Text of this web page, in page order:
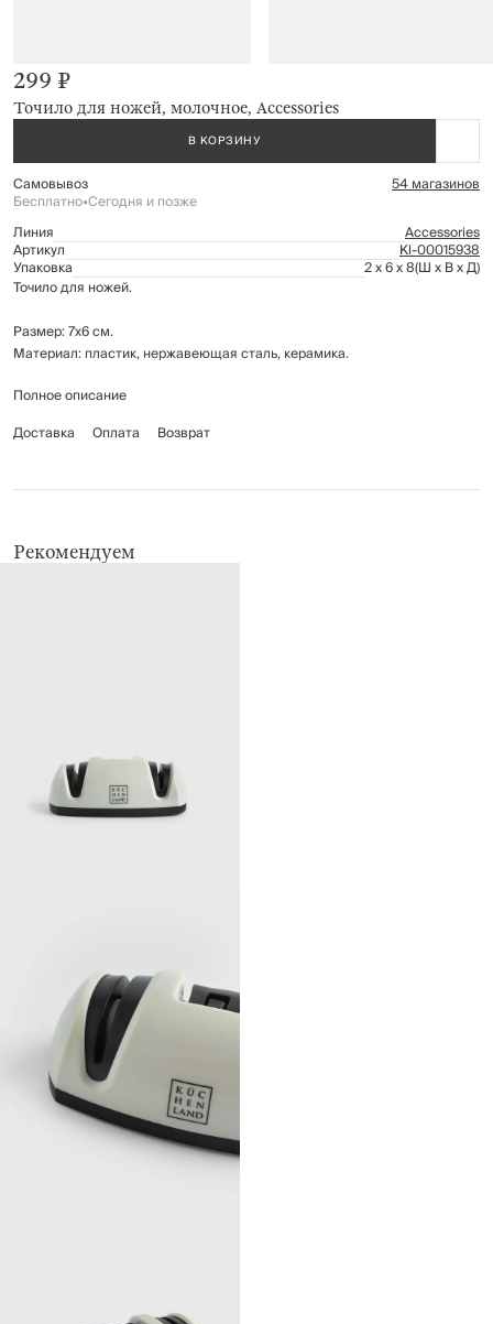
Точило для ножей, молочное, Accessories
299 ₽
В КОРЗИНУ
Самовывоз 54 магазинов
Бесплатно•Сегодня и позже
Линия
Accessories
Артикул Kl-00015938
Упаковка 2 x 6 x 8(Ш x В x Д)
Точило для ножей.
Размер: 7х6 см.
Материал: пластик, нержавеющая сталь, керамика.
Предназначено для правки и заточки ножей.
Полное описание
Доставка
Оплата Возврат
Рекомендуем